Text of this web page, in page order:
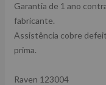
Garantia de 1 ano
fabricante.
Assistência cobre
prima.
Raven 123004